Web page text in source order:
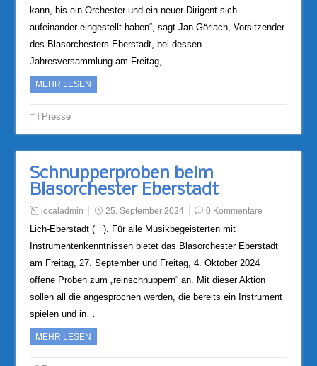
kann, bis ein Orchester und ein neuer Dirigent sich
aufeinander eingestellt haben“, sagt Jan Görlach, Vorsitzender
des Blasorchesters Eberstadt, bei dessen
Jahresversammlung am Freitag,…
MEHR LESEN
Presse
Schnupperproben beim
Blasorchester Eberstadt
localadmin 25. September 2024 0 Kommentare
Lich-Eberstadt ( ). Für alle Musikbegeisterten mit
Instrumentenkenntnissen bietet das Blasorchester Eberstadt
am Freitag, 27. September und Freitag, 4. Oktober 2024
offene Proben zum „reinschnuppern“ an. Mit dieser Aktion
sollen all die angesprochen werden, die bereits ein Instrument
spielen und in…
MEHR LESEN